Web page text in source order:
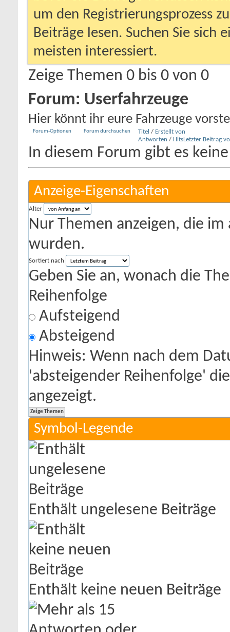
um den Registrierungsprozess
Beiträge lesen. Suchen Sie sich
meisten interessiert.
Zeige Themen 0 bis 0 von 0
Forum: Userfahrzeuge
Hier könnt ihr eure Fahrzeuge
Forum-Optionen Forum durchsuchen Titel / Erstellt von
Antworten / HitsLetzter Beitrag
In diesem Forum gibt es
Anzeige-Eigenschaften
Alter
Nur Themen anzeigen, die
wurden.
Sortiert nach
Geben Sie an, wonach die
Reihenfolge
Aufsteigend
Absteigend
Hinweis: Wenn nach dem
'absteigender Reihenfolge'
angezeigt.
Symbol-Legende
Enthält ungelesene Beiträge
Enthält keine neuen Beiträge